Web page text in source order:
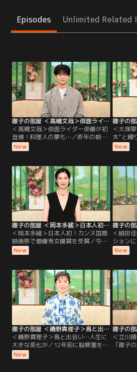
Episodes Unlimited Related
徹子の部屋 ＜高橋文哉＞仮面ライダー俳優が初登場！料理人の夢も…（2026/08/06放送分）
＜高橋文哉＞仮面ライダー俳優が初
登場！料理人の夢も…／昨年の朝ド
ラ「あんぱん」に出演し話題になっ
た若手実力派俳優の高橋文哉さんが
ワン」で令和初の仮面ライダーに抜
擢されて俳優デビューし、子どもた
ちから大人気に！特別に変身ポーズ
を披露してもらう一幕も！朝ドラ出
演の反響や、撮影での苦労について
も伺う。
New
＜大塚
夫”と繰
なんと
る独特
さんは
自慢の
んの初
に“太っ
2002年
誠一さ
New
徹子の部屋 ＜岡本多緒＞日本人初！カンヌ国際映画祭で最優秀女優賞を受賞（2026/08/04放送分）
＜岡本多緒＞日本人初！カンヌ国際
映画祭で最優秀女優賞を受賞／今日
のゲストは、モデル・俳優として世
界で活躍する岡本多緒さん。映画
初となるカンヌ国際映画祭の最優秀
女優賞を受賞する快挙を成し遂げ
た。パリ、ニューヨーク、ミラノ、
ロンドンの世界4大コレクションで
活躍するトップモデルだが…。
New
＜細田
ション
マや朝
し、注
ドラ「
うする
だ細田
「テレ
能界入
New
徹子の部屋 ＜磯野貴理子＞鳥と出会い…人生に大きな変化が（2026/07/31放送分）
＜磯野貴理子＞鳥と出会い…人生に
大きな変化が／12年前に脳梗塞を経
験した磯野貴理子さん、今回は黒柳
と「楽しい話をしたい」と番組を訪
New
＜立川
「徹子